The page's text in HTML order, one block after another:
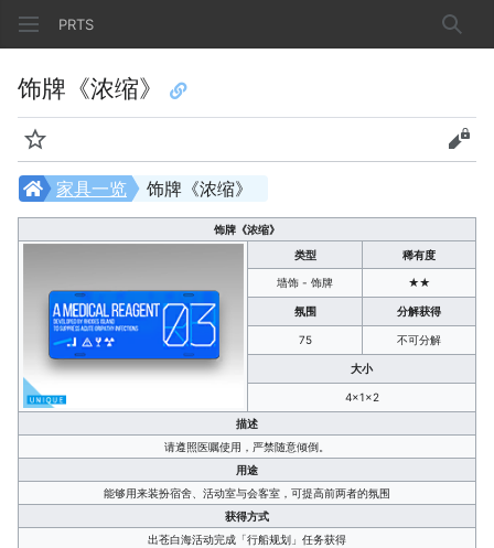
PRTS 搜索
饰牌《浓缩》
监视 查看
饰牌《浓缩》
家具一览
饰牌《浓缩》
类型
稀有度
墙饰 - 饰牌 ★★
氛围 分解获得
75 不可分解
大小
4×1×2
描述
请遵照医嘱使用，严禁随意倾倒。
用途
能够用来装扮宿舍、活动室与会客室，可提高前两者的氛围
获得方式
出苍白海活动完成「行船规划」任务获得